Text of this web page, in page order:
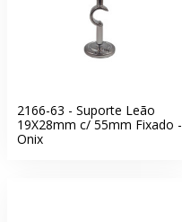
2166-63 - Suporte Leão
19X28mm c/ 55mm Fixado -
Onix